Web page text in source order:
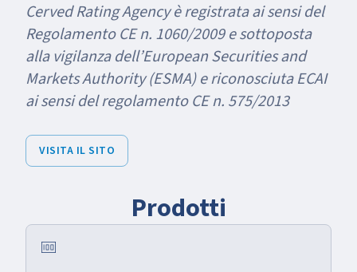
Cerved Rating Agency è registrata ai sensi del
Regolamento CE n. 1060/2009 e sottoposta
alla vigilanza dell’European Securities and
Markets Authority (ESMA) e riconosciuta ECAI
ai sensi del regolamento CE n. 575/2013
VISITA IL SITO
Prodotti
money